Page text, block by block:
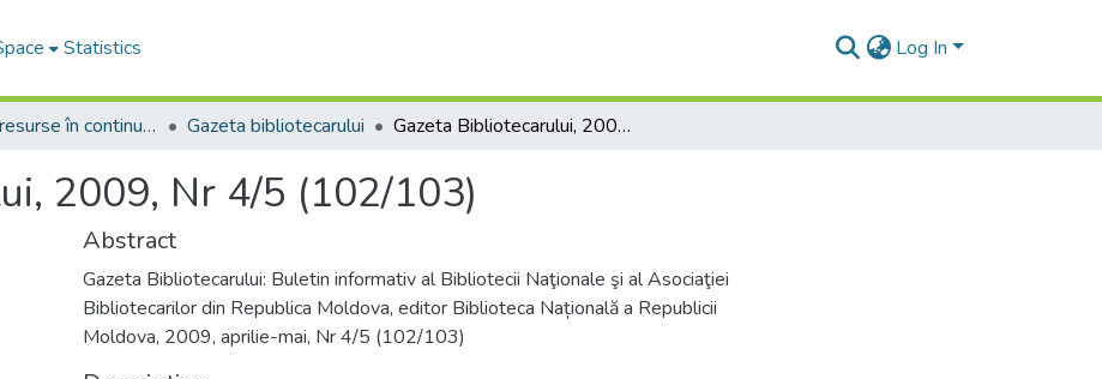
Statistics Log In
Seriale și resurse în continuare Gazeta bibliotecarului Gazeta Bibliotecarului, 2009, Nr 4/5 (102/103)
2009, Nr 4/5 (102/103)
Abstract
Gazeta Bibliotecarului: Buletin informativ al Bibliotecii Naţionale şi al Asociaţiei
Bibliotecarilor din Republica Moldova, editor Biblioteca Națională a Republicii
Moldova, 2009, aprilie-mai, Nr 4/5 (102/103)